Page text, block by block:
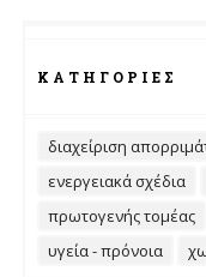
ΚΑΤΗΓΟΡΊΕΣ
διαχείριση
ενεργειακά σχέδια
πρωτογενής τομέας
υγεία - πρόνοια